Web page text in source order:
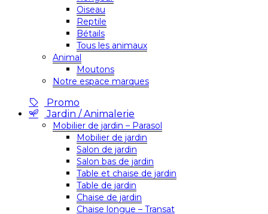
Oiseau
Reptile
Bétails
Tous les animaux
Animal
Moutons
Notre espace marques
Promo
Jardin / Animalerie
Mobilier de jardin – Parasol
Mobilier de jardin
Salon de jardin
Salon bas de jardin
Table et chaise de jardin
Table de jardin
Chaise de jardin
Chaise longue – Transat